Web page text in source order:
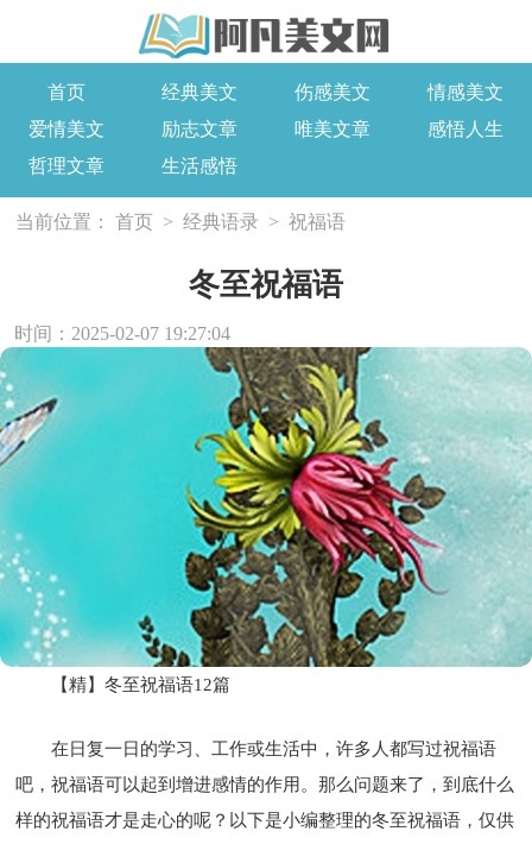
首页 经典美文 伤感美文
情感美文
爱情美文
励志文章 唯美文章
感悟人生
哲理文章
生活感悟
当前位置： 首页 > 经典语录 > 祝福语
冬至祝福语
时间：2025-02-07 19:27:04
【精】冬至祝福语12篇
在日复一日的学习、工作或生活中，许多人都写过祝福语
吧，祝福语可以起到增进感情的作用。那么问题来了，到底什么
样的祝福语才是走心的呢？以下是小编整理的冬至祝福语，仅供